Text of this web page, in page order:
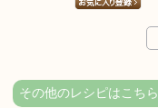
その他のレシピはこちら